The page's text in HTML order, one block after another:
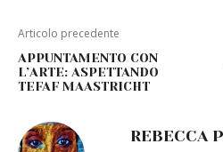
Articolo precedente
APPUNTAMENTO CON
L’ARTE: ASPETTANDO
TEFAF MAASTRICHT
REBECCA